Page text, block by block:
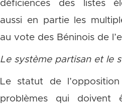
déficiences des listes
aussi en partie les
au vote des Béninois de
Le système partisan et le
Le statut de
problèmes qui doivent